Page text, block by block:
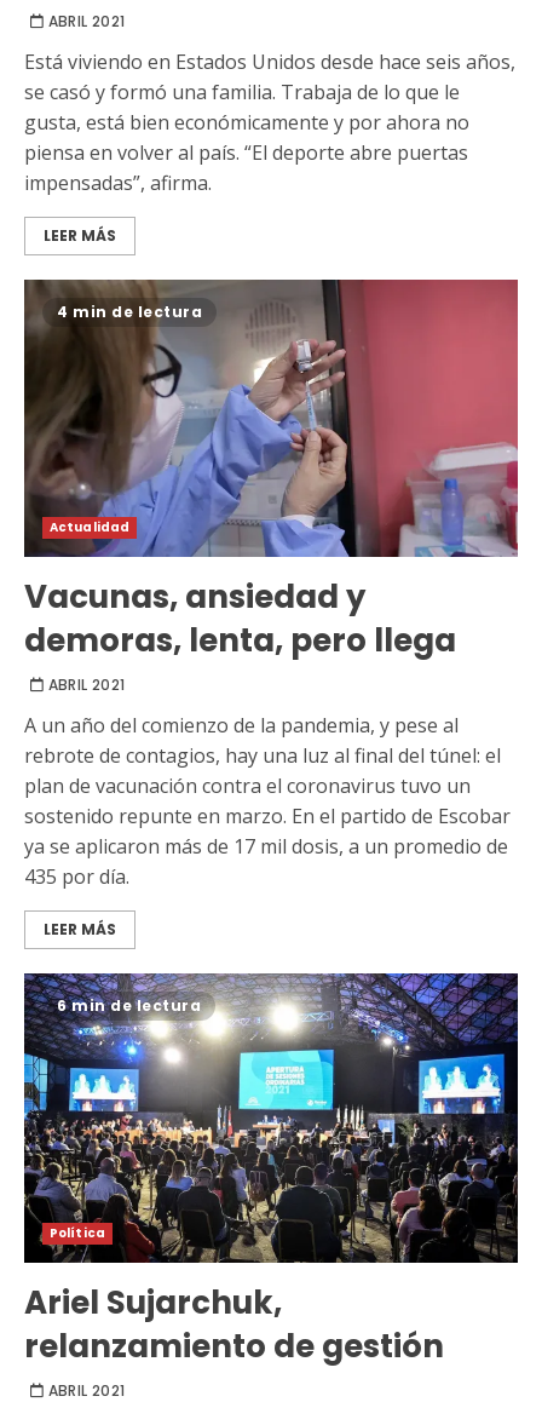
ABRIL 2021
Está viviendo en Estados Unidos desde hace seis años,
se casó y formó una familia. Trabaja de lo que le
gusta, está bien económicamente y por ahora no
piensa en volver al país. “El deporte abre puertas
impensadas”, afirma.
LEER MÁS
4 min de lectura
Actualidad
Vacunas, ansiedad y
demoras, lenta, pero llega
ABRIL 2021
A un año del comienzo de la pandemia, y pese al
rebrote de contagios, hay una luz al final del túnel: el
plan de vacunación contra el coronavirus tuvo un
sostenido repunte en marzo. En el partido de Escobar
ya se aplicaron más de 17 mil dosis, a un promedio de
435 por día.
LEER MÁS
6 min de lectura
Política
Ariel Sujarchuk,
relanzamiento de gestión
ABRIL 2021